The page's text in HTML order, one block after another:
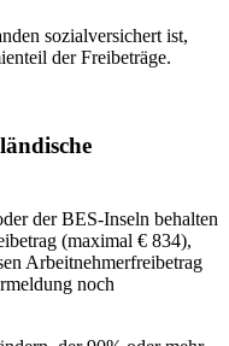
sozialversichert ist,
der Freibeträge.
der BES-Inseln behalten
(maximal € 834),
Arbeitnehmerfreibetrag
noch